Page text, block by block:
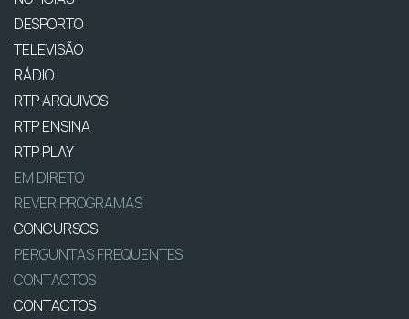
DESPORTO
TELEVISÃO
RÁDIO
RTP ARQUIVOS
RTP ENSINA
RTP PLAY
EM DIRETO
REVER PROGRAMAS
CONCURSOS
PERGUNTAS FREQUENTES
CONTACTOS
CONTACTOS